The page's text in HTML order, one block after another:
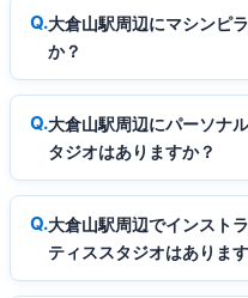
大倉山駅周辺にマシンピ
か？
大倉山駅周辺にパーソナ
タジオはありますか？
大倉山駅周辺でインスト
ティススタジオはありま